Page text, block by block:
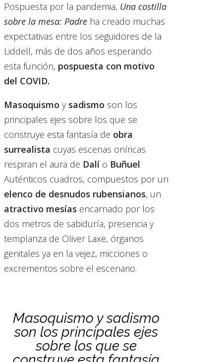
Pospuesta por la pandemia, Una costilla
sobre la mesa: Padre ha creado muchas
expectativas entre los seguidores de la
Liddell, más de dos años esperando
esta función, pospuesta con motivo
del COVID.
Masoquismo y sadismo son los
principales ejes sobre los que se
construye esta fantasía de obra
surrealista cuyas escenas oníricas
respiran el aura de Dalí o Buñuel.
Auténticos cuadros, compuestos por un
elenco de desnudos rubensianos, un
atractivo mesías encarnado por los
dos metros de sabiduría, presencia y
templanza de Oliver Laxe, órganos
genitales ya en la vejez, micciones o
excrementos sobre el escenario.
Masoquismo y sadismo
son los principales ejes
sobre los que se